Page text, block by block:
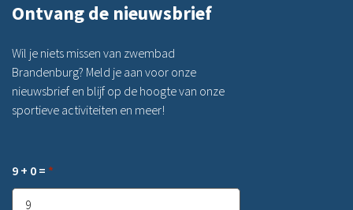
Ontvang de nieuwsbrief
Wil je niets missen van zwembad
Brandenburg? Meld je aan voor onze
nieuwsbrief en blijf op de hoogte van onze
sportieve activiteiten en meer!
9 + 0 = *